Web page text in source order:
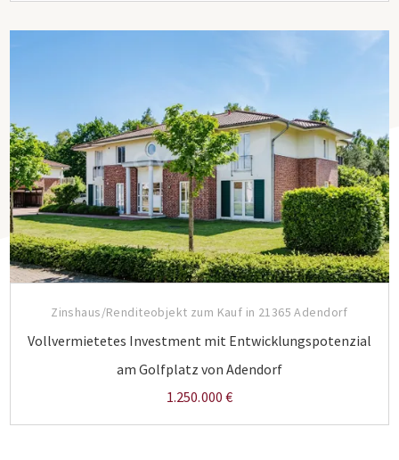
Zinshaus/Renditeobjekt zum Kauf in 21365 Adendorf
Vollvermietetes Investment mit Entwicklungspotenzial
am Golfplatz von Adendorf
1.250.000 €